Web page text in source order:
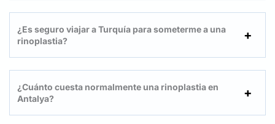
¿Es seguro viajar a Turquía para someterme a una
rinoplastia?
¿Cuánto cuesta normalmente una rinoplastia en
Antalya?